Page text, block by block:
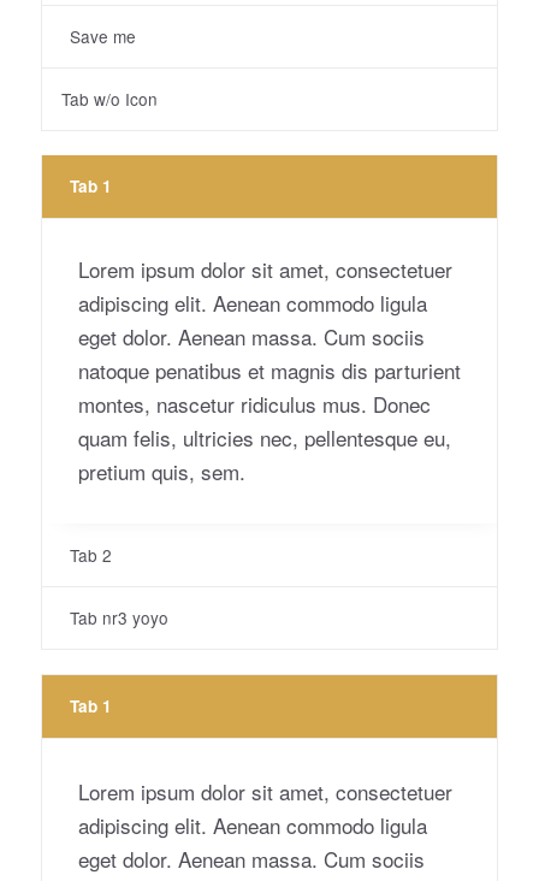
Save me
Tab w/o Icon
Tab 1
Lorem ipsum dolor sit amet, consectetuer
adipiscing elit. Aenean commodo ligula
eget dolor. Aenean massa. Cum sociis
natoque penatibus et magnis dis parturient
montes, nascetur ridiculus mus. Donec
quam felis, ultricies nec, pellentesque eu,
pretium quis, sem.
Tab 2
Tab nr3 yoyo
Tab 1
Lorem ipsum dolor sit amet, consectetuer
adipiscing elit. Aenean commodo ligula
eget dolor. Aenean massa. Cum sociis